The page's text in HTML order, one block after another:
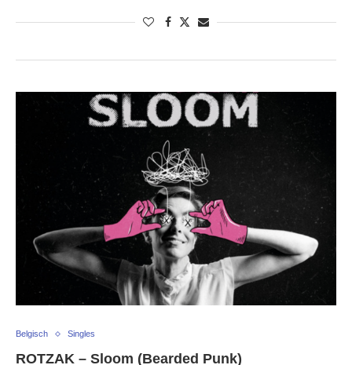
Belgisch Singles
ROTZAK – Sloom (Bearded Punk)